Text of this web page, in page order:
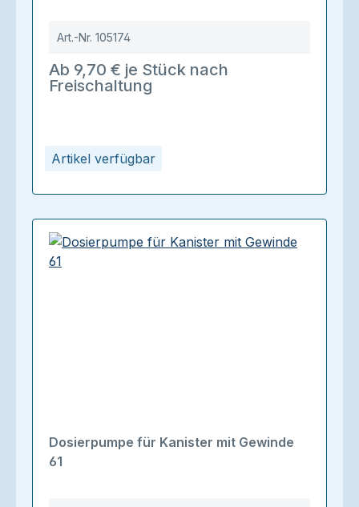
Artikel verfügbar
Art.-Nr. 105174
Ab 9,70 € je Stück nach
Freischaltung
Dosierpumpe für Kanister mit Gewinde
61